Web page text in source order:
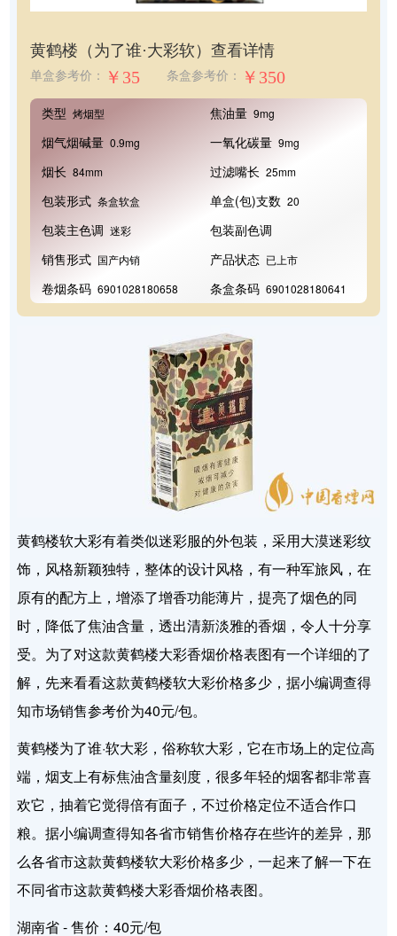
黄鹤楼（为了谁·大彩软）查看详情
单盒参考价： ￥35 条盒参考价： ￥350
类型 烤烟型 焦油量 9mg
烟气烟碱量 0.9mg 一氧化碳量 9mg
烟长 84mm 过滤嘴长 25mm
包装形式 条盒软盒 单盒(包)支数 20
包装主色调 迷彩
包装副色调
销售形式 国产内销 产品状态 已上市
卷烟条码 6901028180658 条盒条码 6901028180641
黄鹤楼软大彩有着类似迷彩服的外包装，采用大漠迷彩纹
饰，风格新颖独特，整体的设计风格，有一种军旅风，在
原有的配方上，增添了增香功能薄片，提亮了烟色的同
时，降低了焦油含量，透出清新淡雅的香烟，令人十分享
受。为了对这款黄鹤楼大彩香烟价格表图有一个详细的了
解，先来看看这款黄鹤楼软大彩价格多少，据小编调查得
知市场销售参考价为40元/包。
黄鹤楼为了谁·软大彩，俗称软大彩，它在市场上的定位高
端，烟支上有标焦油含量刻度，很多年轻的烟客都非常喜
欢它，抽着它觉得倍有面子，不过价格定位不适合作口
粮。据小编调查得知各省市销售价格存在些许的差异，那
么各省市这款黄鹤楼软大彩价格多少，一起来了解一下在
不同省市这款黄鹤楼大彩香烟价格表图。
湖南省 - 售价：40元/包